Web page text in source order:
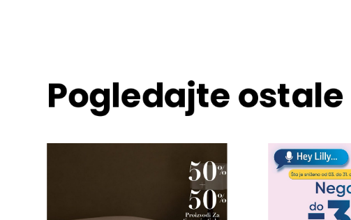
Pogledajte